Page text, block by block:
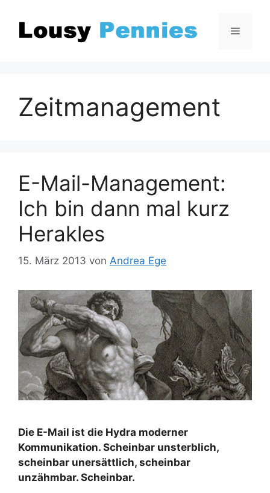
Inhalt
springen
Menü
Zeitmanagement
E-Mail-Management:
Ich bin dann mal kurz
Herakles
15. März 2013 von Andrea Ege
Die E-Mail ist die Hydra moderner
Kommunikation. Scheinbar unsterblich,
scheinbar unersättlich, scheinbar
unzähmbar. Scheinbar.